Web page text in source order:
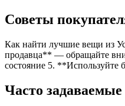
Советы
Как найти лучшие вещи из
продавца** — обращайте
состояние 5.
Часто